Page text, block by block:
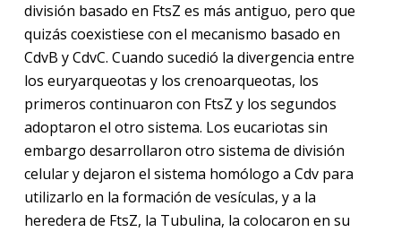
división basado en FtsZ es más antiguo, pero que
quizás coexistiese con el mecanismo basado en
CdvB y CdvC. Cuando sucedió la divergencia entre
los euryarqueotas y los crenoarqueotas, los
primeros continuaron con FtsZ y los segundos
adoptaron el otro sistema. Los eucariotas sin
embargo desarrollaron otro sistema de división
celular y dejaron el sistema homólogo a Cdv para
utilizarlo en la formación de vesículas, y a la
heredera de FtsZ, la Tubulina, la colocaron en su